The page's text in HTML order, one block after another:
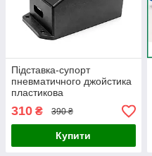
Підставка-супорт
пневматичного джойстика
пластикова
310 ₴ 390 ₴
Купити